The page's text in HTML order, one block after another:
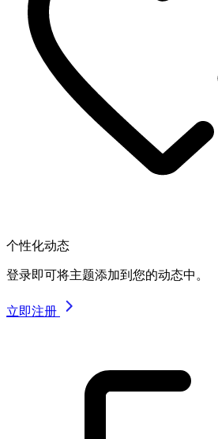
个性化动态
登录即可将主题添加到您的动态中。
立即注册